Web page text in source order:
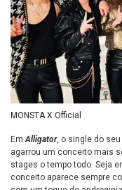
MONSTA X Official
EmAlligator, o single do seu
agarrou um conceito mais
stages o tempo todo. Seja
conceito aparece sempre